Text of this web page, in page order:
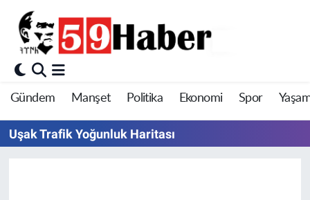
Gündem Manşet Politika Ekonomi Spor
Uşak Trafik Yoğunluk Haritası